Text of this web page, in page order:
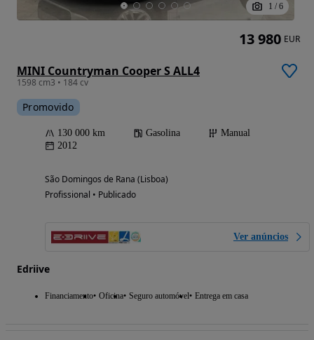
1 / 6
MINI Countryman Cooper S ALL4
1598 cm3 • 184 cv
Promovido
130 000 km Gasolina
Manual
2012
São Domingos de Rana (Lisboa)
Profissional • Publicado
Ver anúncios
Edriive
Financiamento Oficina Seguro automóvel Entrega em casa
13 980 EUR